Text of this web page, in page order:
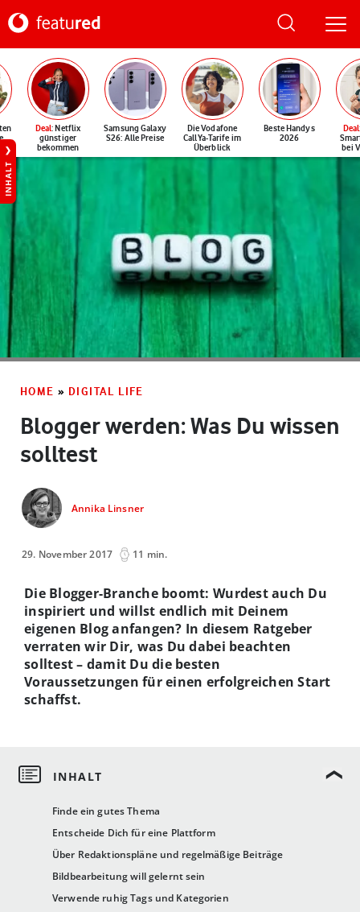
Deal: Netflix
günstiger
bekommen
Samsung Galaxy
S26: Alle Preise
Die Vodafone
CallYa-Tarife im
Überblick
Beste Handys
2026
Deal
bei
INHALT
HOME » DIGITAL LIFE
Blogger werden: Was Du wissen
solltest
Annika Linsner
29. November 2017 11 min.
Finde ein gutes Thema
Entscheide Dich für eine Plattform
Über Redaktionspläne und regelmäßige Beiträge
Bildbearbeitung will gelernt sein
Verwende ruhig Tags und Kategorien
Die Blogger-Branche boomt: Wurdest auch Du
inspiriert und willst endlich mit Deinem
eigenen Blog anfangen? In diesem Ratgeber
verraten wir Dir, was Du dabei beachten
solltest – damit Du die besten
Voraussetzungen für einen erfolgreichen Start
schaffst.